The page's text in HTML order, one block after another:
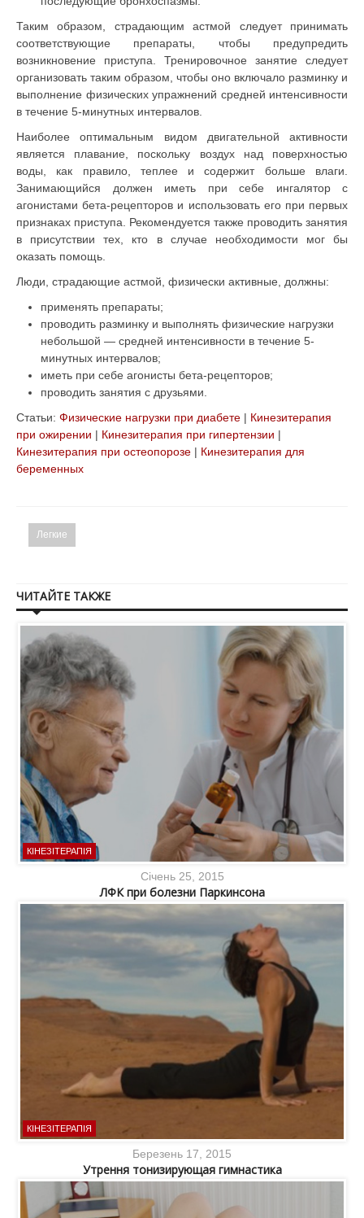
Таким образом, страдающим астмой следует принимать
соответствующие препараты, чтобы предупредить
возникновение приступа. Тренировочное занятие следует
организовать таким образом, чтобы оно включало разминку и
выполнение физических упражнений средней интенсивности
в течение 5-минутных интервалов.
Наиболее оптимальным видом двигательной активности
является плавание, поскольку воздух над поверхностью
воды, как правило, теплее и содержит больше влаги.
Занимающийся должен иметь при себе ингалятор с
агонистами бета-рецепторов и использовать его при первых
признаках приступа. Рекомендуется также проводить занятия
в присутствии тех, кто в случае необходимости мог бы
оказать помощь.
Люди, страдающие астмой, физически активные, должны:
применять препараты;
проводить разминку и выполнять физические нагрузки
небольшой — средней интенсивности в течение 5-
минутных интервалов;
иметь при себе агонисты бета-рецепторов;
проводить занятия с друзьями.
Статьи: Физические нагрузки при диабете | Кинезитерапия
при ожирении | Кинезитерапия при гипертензии |
Кинезитерапия при остеопорозе | Кинезитерапия для
беременных
Легкие
ЧИТАЙТЕ ТАКЖЕ
КІНЕЗІТЕРАПІЯ
Січень 25, 2015
ЛФК при болезни Паркинсона
КІНЕЗІТЕРАПІЯ
Березень 17, 2015
Утрення тонизирующая гимнастика